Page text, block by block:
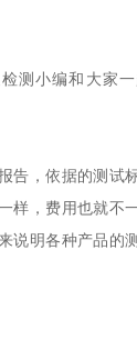
测小编和大家
告，依据的测试
样，费用也就不
说明各种产品的